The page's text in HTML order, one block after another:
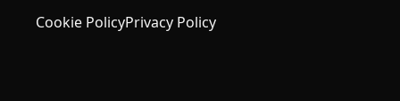
Cookie PolicyPrivacy Policy